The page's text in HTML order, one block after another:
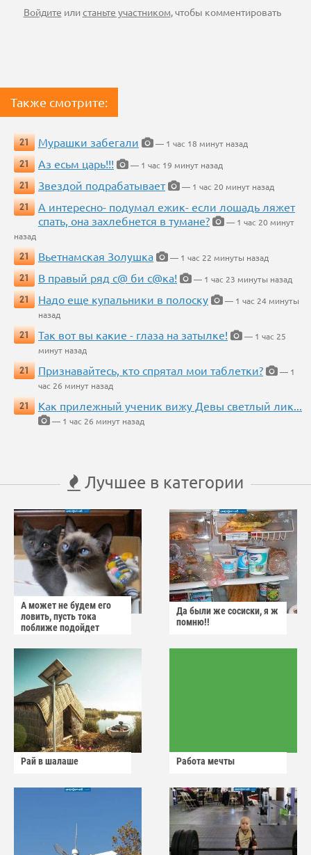
Войдите илистаньте участником, чтобы комментировать
Также смотрите:
21 Мурашки забегали
— 1 час 18 минут назад
21
Аз есьм царь!!!
— 1 час 19 минут назад
21
Звездой подрабатывает
— 1 час 20 минут назад
21
А интересно- подумал ежик- если лошадь ляжет
спать, она захлебнется в тумане?
— 1 час 20 минут
назад
21
Вьетнамская Золушка
— 1 час 22 минуты назад
21
В правый ряд с@ би с@ка!
— 1 час 23 минуты назад
21
Надо еще купальники в полоску
— 1 час 24 минуты
назад
21
Так вот вы какие - глаза на затылке!
— 1 час 25
минут назад
21
Признавайтесь, кто спрятал мои таблетки?
— 1
час 26 минут назад
21
Как прилежный ученик вижу Девы светлый лик...
— 1 час 26 минут назад
Лучшее в категории
А может не будем его
ловить, пусть тока
поближе подойдет
Да были же сосиски, я ж
помню!!
Рай в шалаше Работа мечты